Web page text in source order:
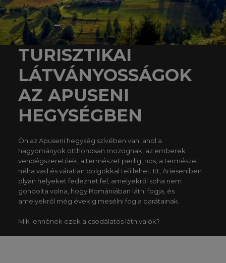
TURISZTIKAI
LÁTVÁNYOSSÁGOK
AZ APUSENI
HEGYSÉGBEN
Ön az Apuseni hegység szívében van, ahol a
hagyományok otthonosan mozognak, az emberek
vendégszeretőek, a természet pedig, nos, a természet
néha vad és váratlan dolgokkal teli lehet. Itt, Arieseniben
olyan helyeket fedezhet fel, amelyekről soha nem
gondolta volna, hogy Romániában látni fogja, és
amelyekről még évekig mesélni fog a barátainak.
Mik lennének ezek a csodálatos látnivalók?